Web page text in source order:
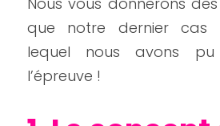
que notre dernier cas
lequel nous avons
l’épreuve !